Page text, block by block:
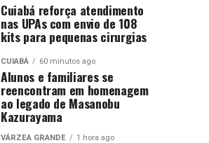
Cuiabá reforça atendimento
nas UPAs com envio de 108
kits para pequenas cirurgias
CUIABÁ 60 minutos ago
Alunos e familiares se
reencontram em homenagem
ao legado de Masanobu
Kazurayama
VÁRZEA GRANDE 1 hora ago